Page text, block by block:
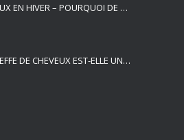
GREFFE DE CHEVEUX EN HIVER – POURQUOI DE NOMBREUSES PERSONNES CHOISISSENT-ELLES LA SAISON LA PLUS FROIDE POUR UNE GREFFE DE CHEVEUX ?
POURQUOI LA GREFFE DE CHEVEUX EST-ELLE UNE BONNE SOLUTION?